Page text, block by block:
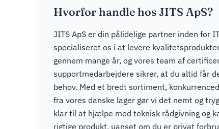
Hvorfor handle hos JITS ApS?
JITS ApS er din pålidelige partner inden for
specialiseret os i at levere
gennem mange år, og vores team af
supportmedarbejdere sikrer, at du altid får
behov. Med et bredt sortiment,
fra vores danske lager gør vi det nemt og
klar til at hjælpe med teknisk rådgivning og
rigtige produkt, uanset om du er privat